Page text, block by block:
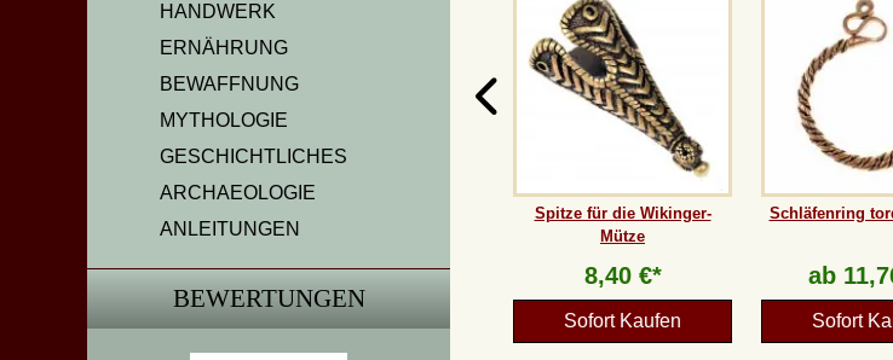
HANDWERK
ERNÄHRUNG
BEWAFFNUNG
MYTHOLOGIE
GESCHICHTLICHES
ARCHAEOLOGIE
ANLEITUNGEN
BEWERTUNGEN
Spitze für die Wikinger-
Mütze
8,40 €*
Sofort Kaufen
Schläfenring
ab
Sofort